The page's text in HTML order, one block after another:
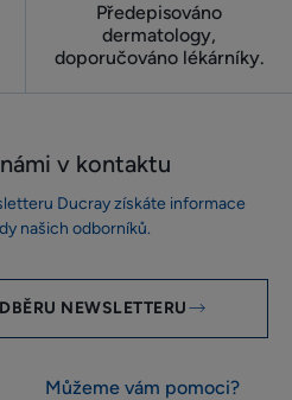
Předepisováno
dermatology,
doporučováno lékárníky.
v kontaktu
Ducray získáte informace
našich odborníků.
NEWSLETTERU
Můžeme vám pomoci?